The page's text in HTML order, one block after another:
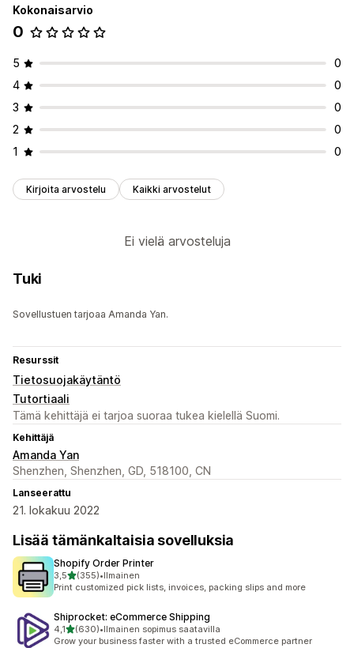
Kokonaisarvio
0
5
0
4
0
3
0
2
0
1
0
Kirjoita arvostelu Kaikki arvostelut
Ei vielä arvosteluja
Tuki
Sovellustuen tarjoaa Amanda Yan.
Resurssit
Tietosuojakäytäntö
Tutortiaali
Tämä kehittäjä ei tarjoa suoraa tukea kielellä Suomi.
Kehittäjä
Amanda Yan
Shenzhen, Shenzhen, GD, 518100, CN
Lanseerattu
21. lokakuu 2022
Lisää tämänkaltaisia sovelluksia
Shopify Order Printer
3,5/ 5 tähteä
(355)
355 arvostelua yhteensä
•Ilmainen
Print customized pick lists, invoices, packing slips and more
Shiprocket: eCommerce Shipping
4,1/ 5 tähteä
(630)
630 arvostelua yhteensä
•Ilmainen sopimus saatavilla
Grow your business faster with a trusted eCommerce partner